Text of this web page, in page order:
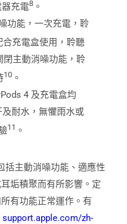
器充電8 。
功能，一次充電，聆
合充電盒使用，聆聽
閉主動消噪功能，聆
10 。
4 及充電盒均
耐水，無懼雨水或
11 。
括主動消噪功能、適應性
垢積聚而有所影響。定
有功能正常運作。有
support.apple.com/zh-